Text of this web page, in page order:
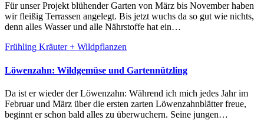
Für unser Projekt blühender Garten von März bis November haben
wir fleißig Terrassen angelegt. Bis jetzt wuchs da so gut wie nichts,
denn alles Wasser und alle Nährstoffe hat ein…
Frühling Kräuter + Wildpflanzen
Löwenzahn: Wildgemüse und Gartennützling
Da ist er wieder der Löwenzahn: Während ich mich jedes Jahr im
Februar und März über die ersten zarten Löwenzahnblätter freue,
beginnt er schon bald alles zu überwuchern. Seine jungen…